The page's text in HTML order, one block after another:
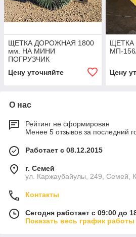
ЩЕТКА ДОРОЖНАЯ 1800
мм. НА МИНИ
ПОГРУЗЧИК
Цену уточняйте
МП-
Цену
О нас
Рейтинг не сформирован
Менее 5 отзывов за последний
Работает с 08.12.2015
г. Семей
ул. Каржаубайулы, 249, Семей,
Контакты
Сегодня работает с 09:00 до
Показать весь график работы